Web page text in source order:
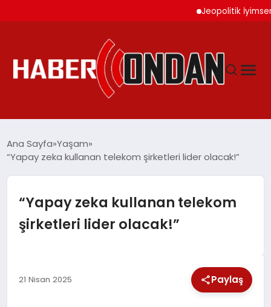
Jeopolitik İyimserlik
DÜNYA
SPOR
Ana Sayfa Yaşam
“Yapay zeka kullanan telekom şirketleri lider olacak!”
“Yapay zeka kullanan telekom
şirketleri lider olacak!”
21 Nisan 2025 Paylaş